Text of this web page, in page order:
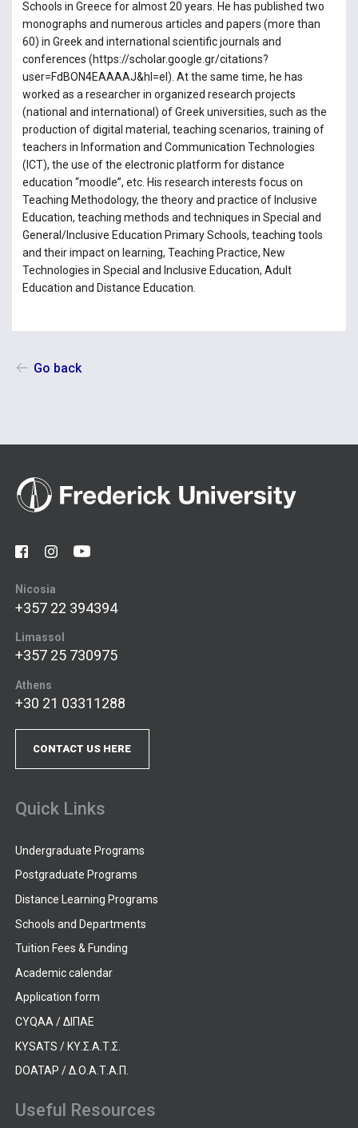
Schools in Greece for almost 20 years. He has published two
monographs and numerous articles and papers (more than
60) in Greek and international scientific journals and
conferences (https://scholar.google.gr/citations?
user=FdBON4EAAAAJ&hl=el). At the same time, he has
worked as a researcher in organized research projects
(national and international) of Greek universities, such as the
production of digital material, teaching scenarios, training of
teachers in Information and Communication Technologies
(ICT), the use of the electronic platform for distance
education “moodle”, etc. His research interests focus on
Teaching Methodology, the theory and practice of Ιnclusive
Education, teaching methods and techniques in Special and
General/Inclusive Education Primary Schools, teaching tools
and their impact on learning, Teaching Practice, New
Technologies in Special and Ιnclusive Education, Adult
Education and Distance Education.
Go back
Nicosia
+357 22 394394
Limassol
+357 25 730975
Athens
+30 21 03311288
CONTACT US HERE
Quick Links
Undergraduate Programs
Postgraduate Programs
Distance Learning Programs
Schools and Departments
Tuition Fees & Funding
Academic calendar
Application form
CYQAA / ΔΙΠΑΕ
KYSATS / ΚΥ.Σ.Α.Τ.Σ.
DOATAP / Δ.Ο.Α.Τ.Α.Π.
Useful Resources